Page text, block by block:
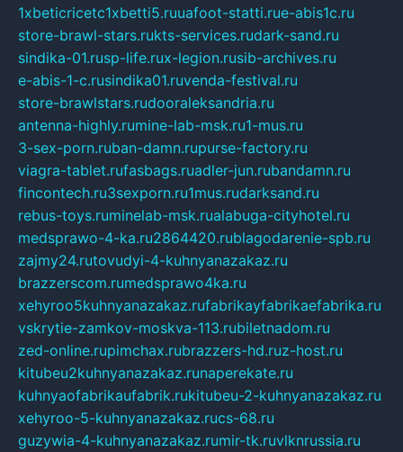
1xbeticricetc1xbetti5.ruuafoot-statti.rue-abis1c.ru
store-brawl-stars.rukts-services.rudark-sand.ru
sindika-01.rusp-life.rux-legion.rusib-archives.ru
e-abis-1-c.rusindika01.ruvenda-festival.ru
store-brawlstars.rudooraleksandria.ru
antenna-highly.rumine-lab-msk.ru1-mus.ru
3-sex-porn.ruban-damn.rupurse-factory.ru
viagra-tablet.rufasbags.ruadler-jun.rubandamn.ru
fincontech.ru3sexporn.ru1mus.rudarksand.ru
rebus-toys.ruminelab-msk.rualabuga-cityhotel.ru
medsprawo-4-ka.ru2864420.rublagodarenie-spb.ru
zajmy24.rutovudyi-4-kuhnyanazakaz.ru
brazzerscom.rumedsprawo4ka.ru
xehyroo5kuhnyanazakaz.rufabrikayfabrikaefabrika.ru
vskrytie-zamkov-moskva-113.rubiletnadom.ru
zed-online.rupimchax.rubrazzers-hd.ruz-host.ru
kitubeu2kuhnyanazakaz.runaperekate.ru
kuhnyaofabrikaufabrik.rukitubeu-2-kuhnyanazakaz.ru
xehyroo-5-kuhnyanazakaz.rucs-68.ru
guzywia-4-kuhnyanazakaz.rumir-tk.ruvlknrussia.ru